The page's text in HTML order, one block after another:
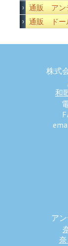
通販 アン
通販 ドー
株式
和
ア